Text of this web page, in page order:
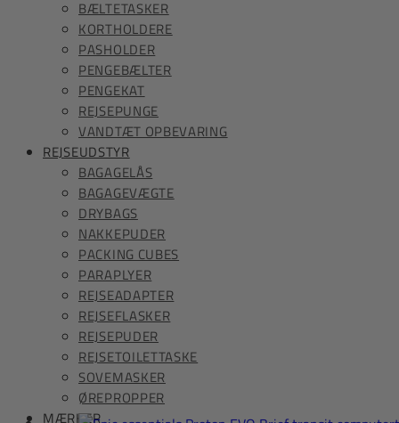
BÆLTETASKER
KORTHOLDERE
PASHOLDER
PENGEBÆLTER
PENGEKAT
REJSEPUNGE
VANDTÆT OPBEVARING
REJSEUDSTYR
BAGAGELÅS
BAGAGEVÆGTE
DRYBAGS
NAKKEPUDER
PACKING CUBES
PARAPLYER
REJSEADAPTER
REJSEFLASKER
REJSEPUDER
REJSETOILETTASKE
SOVEMASKER
ØREPROPPER
MÆRKER